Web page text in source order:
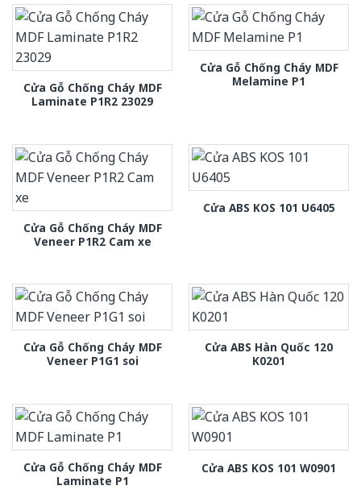
Cửa Gỗ Chống Cháy MDF
Laminate P1R2 23029
Cửa Gỗ Chống Cháy MDF
Melamine P1
Cửa Gỗ Chống Cháy MDF
Veneer P1R2 Cam xe
Cửa ABS KOS 101 U6405
Cửa Gỗ Chống Cháy MDF
Veneer P1G1 soi
Cửa ABS Hàn Quốc 120
K0201
Cửa Gỗ Chống Cháy MDF
Laminate P1
Cửa ABS KOS 101 W0901